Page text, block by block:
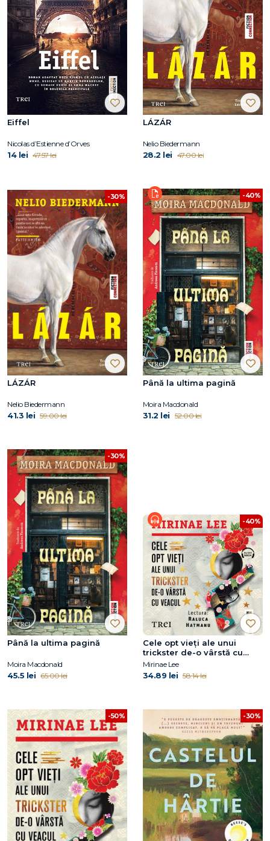
Eiffel
Nicolas d’Estienne d’Orves
14 lei 47.57 lei
LÁZÁR
Nelio Biedermann
28.2 lei 47.00 lei
-30%
LÁZÁR
Nelio Biedermann
41.3 lei 59.00 lei
-40%
Până la ultima pagină
Moira Macdonald
31.2 lei 52.00 lei
-30%
Până la ultima pagină
Moira Macdonald
45.5 lei 65.00 lei
-40%
Cele opt vieți ale unui
trickster de-o vârstă cu
veacul
Mirinae Lee
34.89 lei 58.14 lei
-50% -30%